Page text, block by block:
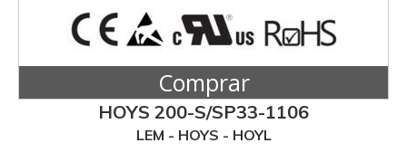
Comprar
HOYS 200-S/SP33-1106
LEM - HOYS - HOYL